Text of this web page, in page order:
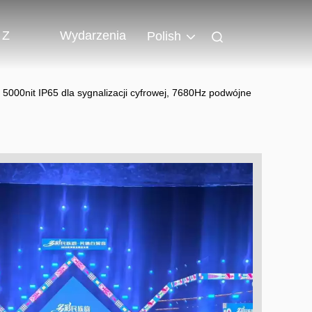
Wydarzenia Polish
IP65 dla sygnalizacji cyfrowej, 7680Hz podwójne